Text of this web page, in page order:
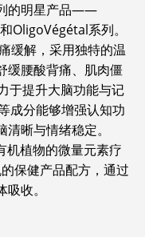
的明星产品——
OligoVégétal系列。
缓解，采用独特的温
缓腰酸背痛、肌肉僵
于提升大脑功能与记
成分能够增强认知功
晰与情绪稳定。
机植物的微量元素疗
保健产品配方，通过
收。